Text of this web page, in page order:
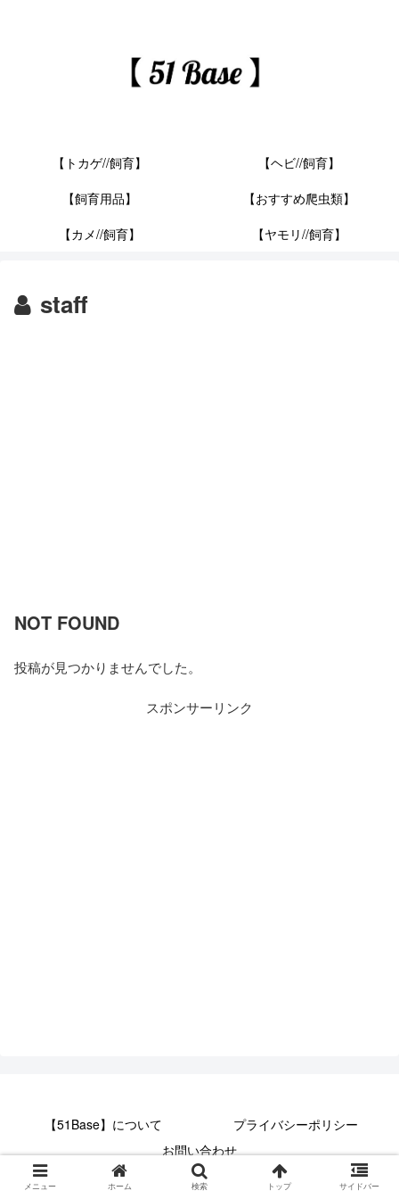
【トカゲ//飼育】
【ヘビ//飼育】
【飼育用品】
【おすすめ爬虫類】
【カメ//飼育】
【ヤモリ//飼育】
staff
NOT FOUND
投稿が見つかりませんでした。
スポンサーリンク
【51Base】について
プライバシーポリシー
お問い合わせ
© 2017 【51Base】.
メニュー ホーム 検索 トップ サイドバー